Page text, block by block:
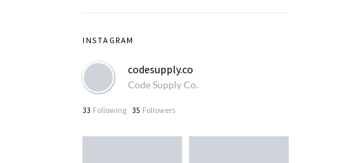
INSTAGRAM
codesupply.co
Code Supply Co.
33 Following 35 Followers